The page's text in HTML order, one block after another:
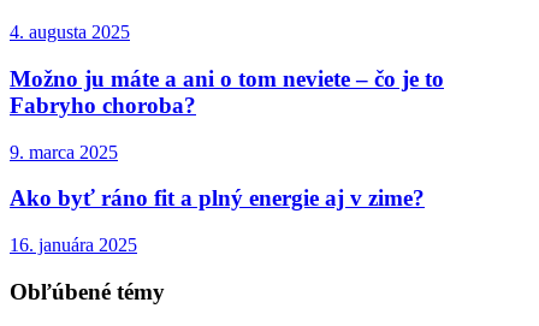
4. augusta 2025
Možno ju máte a ani o tom neviete – čo je to
Fabryho choroba?
9. marca 2025
Ako byť ráno fit a plný energie aj v zime?
16. januára 2025
Obľúbené témy